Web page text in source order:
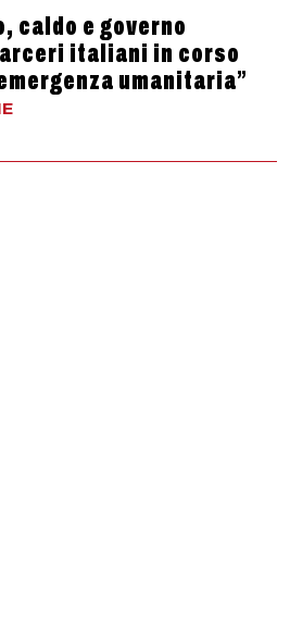
caldo e governo
italiani in corso
umanitaria”